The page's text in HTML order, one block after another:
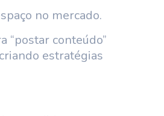
no mercado.
“postar conteúdo”
estratégias